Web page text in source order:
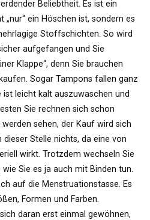
Beliebtheit. Es ist ein
„nur“ ein Höschen ist, sondern es
Stoffschichten. So wird
aufgefangen und Sie
Klappe“, denn Sie brauchen
Sogar Tampons fallen ganz
ist leicht kalt auszuwaschen und
Sie rechnen sich schon
sehen, der Kauf wird sich
Stelle nichts, da eine von
wirkt. Trotzdem wechseln Sie
Sie es ja auch mit Binden tun.
auf die Menstruationstasse. Es
Formen und Farben.
daran erst einmal gewöhnen,